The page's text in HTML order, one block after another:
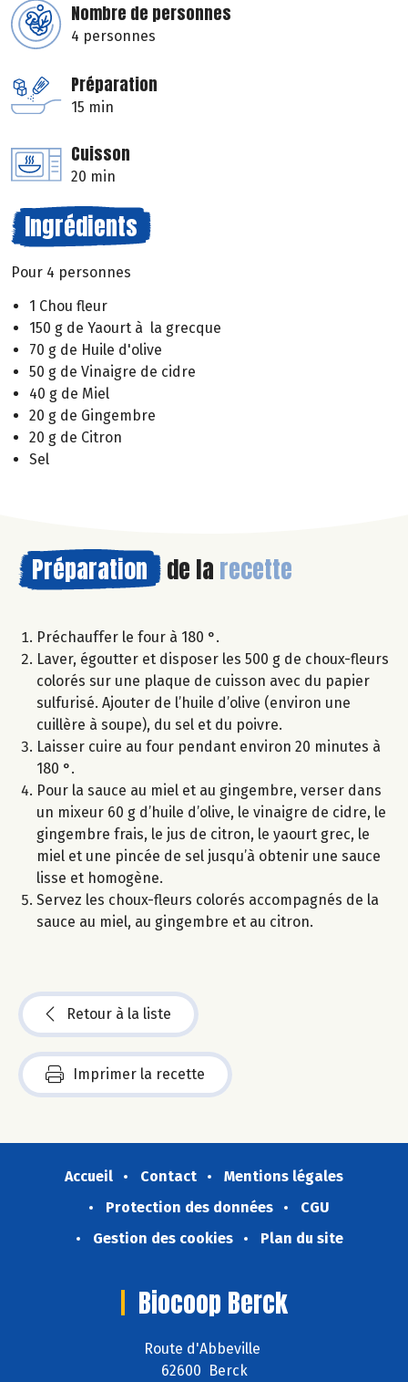
Nombre de personnes
4 personnes
Préparation
15 min
Cuisson
20 min
Ingrédients
Pour 4 personnes
1 Chou fleur
150 g de Yaourt à la grecque
70 g de Huile d'olive
50 g de Vinaigre de cidre
40 g de Miel
20 g de Gingembre
20 g de Citron
Sel
Préparation de la recette
Préchauffer le four à 180 °.
Laver, égoutter et disposer les 500 g de choux-fleurs
colorés sur une plaque de cuisson avec du papier
sulfurisé. Ajouter de l’huile d’olive (environ une
cuillère à soupe), du sel et du poivre.
Laisser cuire au four pendant environ 20 minutes à
180 °.
Pour la sauce au miel et au gingembre, verser dans
un mixeur 60 g d’huile d’olive, le vinaigre de cidre, le
gingembre frais, le jus de citron, le yaourt grec, le
miel et une pincée de sel jusqu’à obtenir une sauce
lisse et homogène.
Servez les choux-fleurs colorés accompagnés de la
sauce au miel, au gingembre et au citron.
Retour à la liste
Imprimer la recette
Accueil Contact
Mentions légales
Protection des données
CGU
Gestion des cookies
Plan du site
Biocoop Berck
Route d'Abbeville
62600 Berck